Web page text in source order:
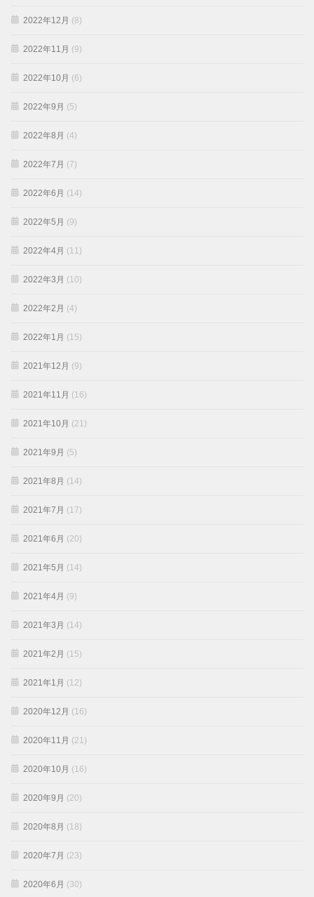
2022年12月 (8)
2022年11月 (9)
2022年10月 (6)
2022年9月 (5)
2022年8月 (4)
2022年7月 (7)
2022年6月 (14)
2022年5月 (9)
2022年4月 (11)
2022年3月 (10)
2022年2月 (4)
2022年1月 (15)
2021年12月 (9)
2021年11月 (16)
2021年10月 (21)
2021年9月 (5)
2021年8月 (14)
2021年7月 (17)
2021年6月 (20)
2021年5月 (14)
2021年4月 (9)
2021年3月 (14)
2021年2月 (15)
2021年1月 (12)
2020年12月 (16)
2020年11月 (21)
2020年10月 (16)
2020年9月 (20)
2020年8月 (18)
2020年7月 (23)
2020年6月 (30)